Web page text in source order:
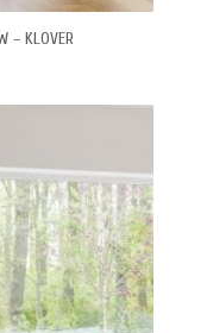
– KLOVER